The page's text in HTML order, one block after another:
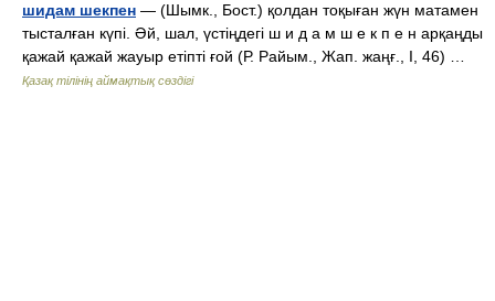
шидам шекпен — (Шымк., Бост.) қолдан тоқыған жүн матамен
тысталған күпі. Әй, шал, үстіңдегі ш и д а м ш е к п е н арқаңды
қажай қажай жауыр етіпті ғой (Р. Райым., Жап. жаңғ., І, 46) …
Қазақ тілінің аймақтық сөздігі